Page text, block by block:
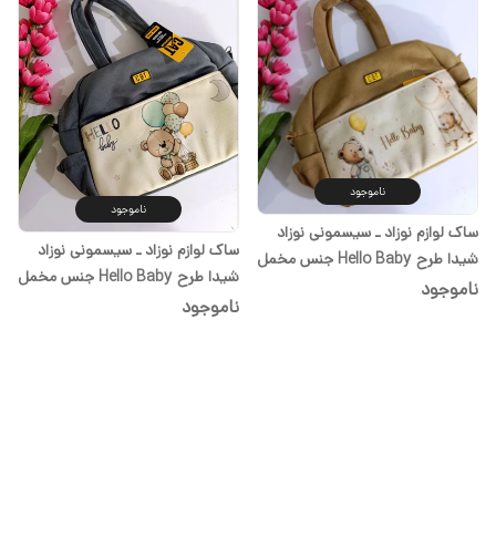
ناموجود
ساک لوازم نوزاد ـ سیسمونی نوزاد
شیدا طرح Hello Baby جنس مخمل
ناموجود
ناموجود
ساک لوازم نوزاد ـ سیسمونی نوزاد
شیدا طرح Hello Baby جنس مخمل
ناموجود